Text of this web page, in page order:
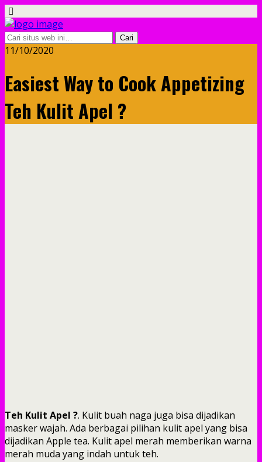
11/10/2020
Easiest Way to Cook Appetizing
Teh Kulit Apel ?
Teh Kulit Apel ?. Kulit buah naga juga bisa dijadikan
masker wajah. Ada berbagai pilihan kulit apel yang bisa
dijadikan Apple tea. Kulit apel merah memberikan warna
merah muda yang indah untuk teh.